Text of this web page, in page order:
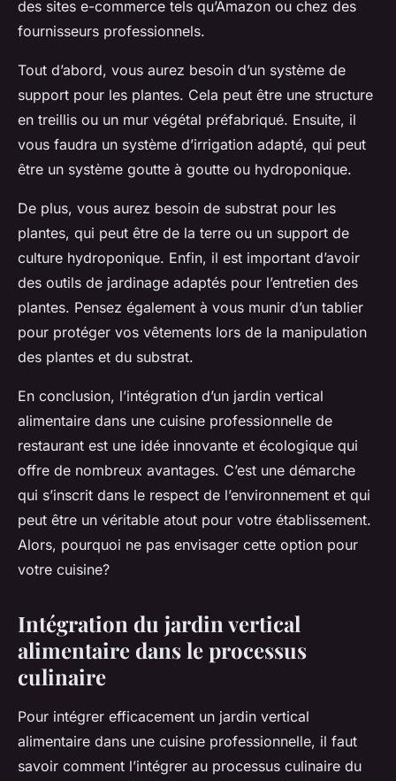
des sites e-commerce tels qu’Amazon ou chez des
fournisseurs professionnels.
Tout d’abord, vous aurez besoin d’un système de
support pour les plantes. Cela peut être une structure
en treillis ou un mur végétal préfabriqué. Ensuite, il
vous faudra un système d’irrigation adapté, qui peut
être un système goutte à goutte ou hydroponique.
De plus, vous aurez besoin de substrat pour les
plantes, qui peut être de la terre ou un support de
culture hydroponique. Enfin, il est important d’avoir
des outils de jardinage adaptés pour l’entretien des
plantes. Pensez également à vous munir d’un tablier
pour protéger vos vêtements lors de la manipulation
des plantes et du substrat.
En conclusion, l’intégration d’un jardin vertical
alimentaire dans une cuisine professionnelle de
restaurant est une idée innovante et écologique qui
offre de nombreux avantages. C’est une démarche
qui s’inscrit dans le respect de l’environnement et qui
peut être un véritable atout pour votre établissement.
Alors, pourquoi ne pas envisager cette option pour
votre cuisine?
Intégration du jardin vertical
alimentaire dans le processus
culinaire
Pour intégrer efficacement un jardin vertical
alimentaire dans une cuisine professionnelle, il faut
savoir comment l’intégrer au processus culinaire du